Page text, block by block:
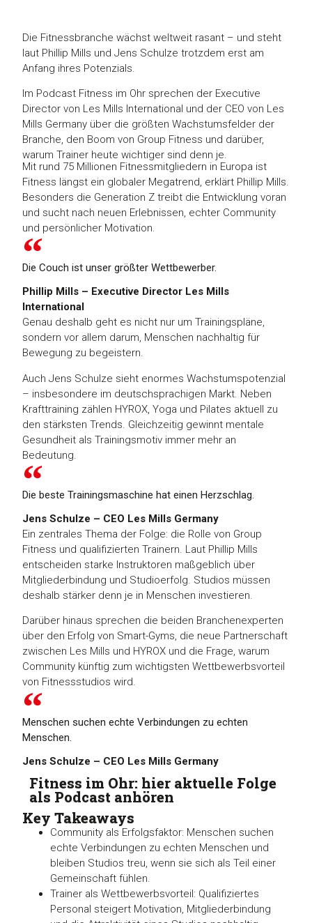
Die Fitnessbranche wächst weltweit rasant – und steht
laut Phillip Mills und Jens Schulze trotzdem erst am
Anfang ihres Potenzials.
Im Podcast Fitness im Ohr sprechen der Executive
Director von Les Mills International und der CEO von Les
Mills Germany über die größten Wachstumsfelder der
Branche, den Boom von Group Fitness und darüber,
warum Trainer heute wichtiger sind denn je.
Mit rund 75 Millionen Fitnessmitgliedern in Europa ist
Fitness längst ein globaler Megatrend, erklärt Phillip Mills.
Besonders die Generation Z treibt die Entwicklung voran
und sucht nach neuen Erlebnissen, echter Community
und persönlicher Motivation.
Die Couch ist unser größter Wettbewerber.
Phillip Mills – Executive Director Les Mills
International
Genau deshalb geht es nicht nur um Trainingspläne,
sondern vor allem darum, Menschen nachhaltig für
Bewegung zu begeistern.
Auch Jens Schulze sieht enormes Wachstumspotenzial
– insbesondere im deutschsprachigen Markt. Neben
Krafttraining zählen HYROX, Yoga und Pilates aktuell zu
den stärksten Trends. Gleichzeitig gewinnt mentale
Gesundheit als Trainingsmotiv immer mehr an
Bedeutung.
Die beste Trainingsmaschine hat einen Herzschlag.
Jens Schulze – CEO Les Mills Germany
Ein zentrales Thema der Folge: die Rolle von Group
Fitness und qualifizierten Trainern. Laut Phillip Mills
entscheiden starke Instruktoren maßgeblich über
Mitgliederbindung und Studioerfolg. Studios müssen
deshalb stärker denn je in Menschen investieren.
Darüber hinaus sprechen die beiden Branchenexperten
über den Erfolg von Smart-Gyms, die neue Partnerschaft
zwischen Les Mills und HYROX und die Frage, warum
Community künftig zum wichtigsten Wettbewerbsvorteil
von Fitnessstudios wird.
Menschen suchen echte Verbindungen zu echten
Menschen.
Jens Schulze – CEO Les Mills Germany
Fitness im Ohr: hier aktuelle Folge
als Podcast anhören
Key Takeaways
Community als Erfolgsfaktor: Menschen suchen
echte Verbindungen zu echten Menschen und
bleiben Studios treu, wenn sie sich als Teil einer
Gemeinschaft fühlen.
Trainer als Wettbewerbsvorteil: Qualifiziertes
Personal steigert Motivation, Mitgliederbindung